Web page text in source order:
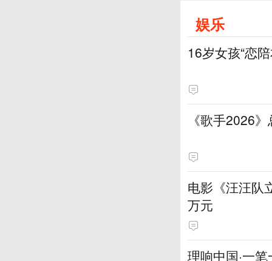
娱乐
16岁女孩“恋
《歌手2026
电影《汪汪队
万元
理响中国·一